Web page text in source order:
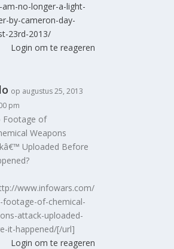
am-no-longer-a-light-
by-cameron-day-
23rd-2013/
Login om te reageren
op augustus 25, 2013
pm
Footage of
Weapons
Uploaded Before
www.infowars.com/
footage-of-chemical-
attack-uploaded-
it-happened/[/url]
Login om te reageren